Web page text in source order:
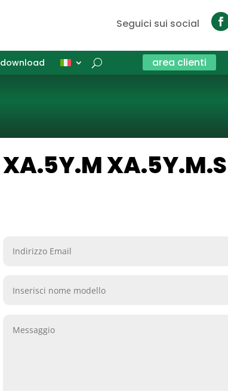
Seguici sui social
download area clienti
XA.5Y.M XA.5Y.M.S